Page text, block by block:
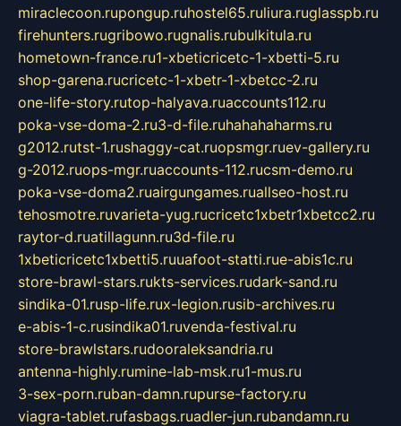
miraclecoon.rupongup.ruhostel65.ruliura.ruglasspb.ru
firehunters.rugribowo.rugnalis.rubulkitula.ru
hometown-france.ru1-xbeticricetc-1-xbetti-5.ru
shop-garena.rucricetc-1-xbetr-1-xbetcc-2.ru
one-life-story.rutop-halyava.ruaccounts112.ru
poka-vse-doma-2.ru3-d-file.ruhahahaharms.ru
g2012.rutst-1.rushaggy-cat.ruopsmgr.ruev-gallery.ru
g-2012.ruops-mgr.ruaccounts-112.rucsm-demo.ru
poka-vse-doma2.ruairgungames.ruallseo-host.ru
tehosmotre.ruvarieta-yug.rucricetc1xbetr1xbetcc2.ru
raytor-d.ruatillagunn.ru3d-file.ru
1xbeticricetc1xbetti5.ruuafoot-statti.rue-abis1c.ru
store-brawl-stars.rukts-services.rudark-sand.ru
sindika-01.rusp-life.rux-legion.rusib-archives.ru
e-abis-1-c.rusindika01.ruvenda-festival.ru
store-brawlstars.rudooraleksandria.ru
antenna-highly.rumine-lab-msk.ru1-mus.ru
3-sex-porn.ruban-damn.rupurse-factory.ru
viagra-tablet.rufasbags.ruadler-jun.rubandamn.ru